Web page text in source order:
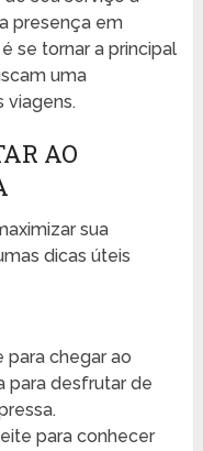
presença em
se tornar a principal
uma
viagens.
AO
sua
dicas úteis
chegar ao
para desfrutar de
para conhecer